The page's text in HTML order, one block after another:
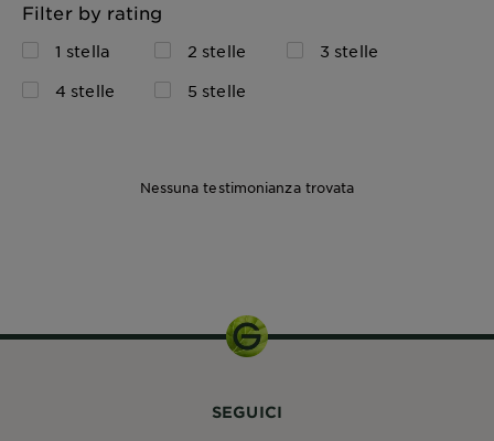
Filter by rating
1 stella 2 stelle
3 stelle
4 stelle
5 stelle
Nessuna testimonianza trovata
SEGUICI